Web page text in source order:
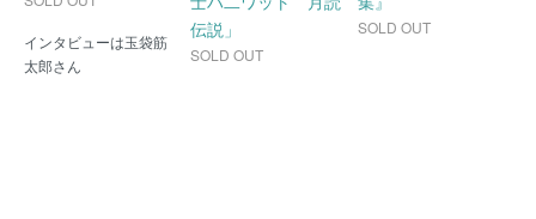
インタビューは玉袋筋
太郎さん
伝説」
SOLD OUT
SOLD OUT